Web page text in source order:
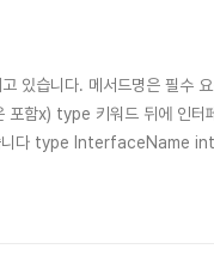
있습니다. 메서드명은 필수
함x) type 키워드 뒤에 인터
씁니다 type InterfaceName